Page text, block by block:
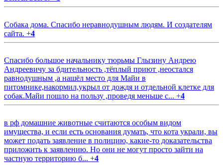
Собака дома. Спасибо неравнодушным людям. И создателям
сайта. +4
Спасибо большое начальнику тюрьмы Глызину Андрею
Андреевичу за бдительность ,тёплый приют ,неостался
равнодушным ,а нашёл место для Майи в
питомнике,накормил,укрыл от дождя и отдельной клетке для
собак.Майи пошло на пользу ,проведя меньше с... +4
в рф домашние животные считаются особым видом
имущества, и если есть основания думать, что кота украли, вы
может подать заявление в полицию, какие-то доказательства
приложить к заявлению. Но они не могут просто зайти на
частную территорию б... +4